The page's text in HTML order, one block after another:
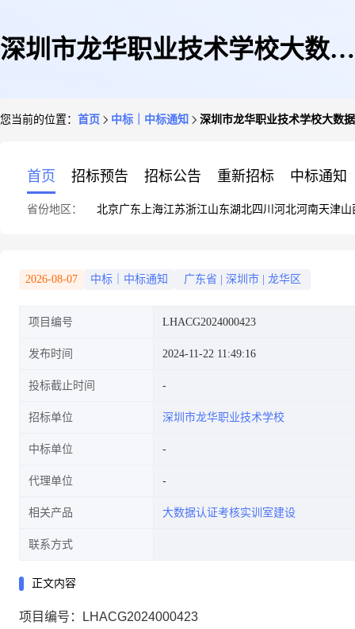
深圳市龙华职业技术学校大数据
您当前的位置： 首页 中标｜中标通知 深圳市龙华职业技术学校大数
首页 招标预告 招标公告 重新招标 中标通知
省份地区： 北京广东 上海江苏浙江山东湖北四川 河北河南天津山
2026-08-07 中标｜中标通知 广东省 深圳市 龙华区
项目编号 LHACG2024000423
发布时间 2024-11-22 11:49:16
投标截止时间
招标单位 深圳市龙华职业技术学校
中标单位
代理单位
相关产品 大数据认证考核实训室建设
联系方式
正文内容
项目编号：LHACG2024000423